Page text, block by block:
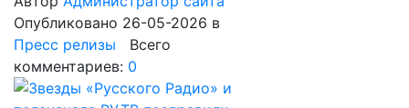
Опубликовано 26-05-2026 в
Пресс релизы Всего
комментариев: 0